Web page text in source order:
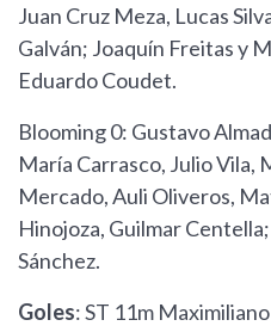
Juan Cruz Meza, Lucas
Galván; Joaquín Freitas y
Eduardo Coudet.
Blooming 0: Gustavo
María Carrasco, Julio Vila,
Mercado, Auli Oliveros,
Hinojoza, Guilmar
Sánchez.
Goles: ST 11m